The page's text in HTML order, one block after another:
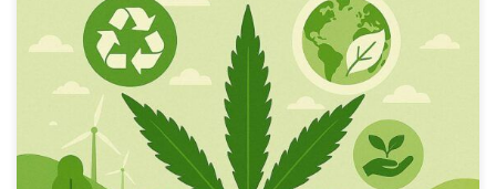
W Skrócie Nielegalna uprawa marihuany generuje ogromne
koszty środowiskowe: wysokie zużycie energii, degradację
lasów i zanieczyszczenie wód. Legalizacja otwiera drogę do
wdrażania technologii ekologicznych, takich jak LED czy systemy
recyklingu […]